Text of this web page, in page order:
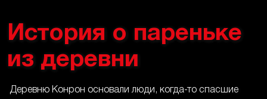
История о пареньке
из деревни
Деревню Конрон основали люди, когда-то спасшие